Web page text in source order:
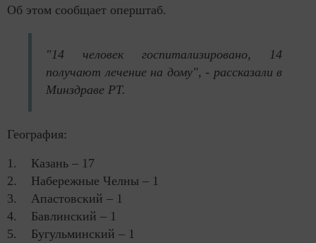
Об этом сообщает оперштаб.
"14 человек госпитализировано, 14
получают лечение на дому", - рассказали в
Минздраве РТ.
География:
1. Казань – 17
2. Набережные Челны – 1
3. Апастовский – 1
4. Бавлинский – 1
5. Бугульминский – 1